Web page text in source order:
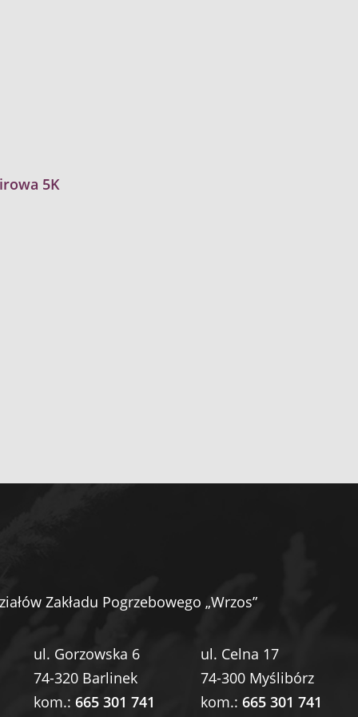
5K
Zakładu Pogrzebowego „Wrzos”
ul. Gorzowska 6
74-320 Barlinek
kom.:665 301 741
ul. Celna 17
74-300 Myślibórz
kom.:665 301 741